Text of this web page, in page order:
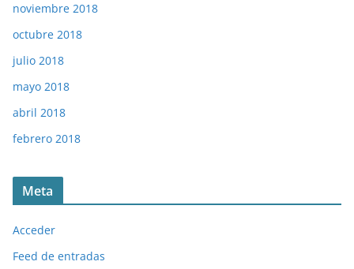
noviembre 2018
octubre 2018
julio 2018
mayo 2018
abril 2018
febrero 2018
Meta
Acceder
Feed de entradas